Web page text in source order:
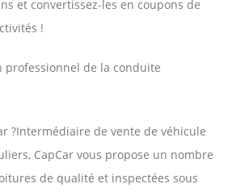
et convertissez-les en coupons de
!
professionnel de la conduite
?Intermédiaire de vente de véhicule
CapCar vous propose un nombre
de qualité et inspectées sous